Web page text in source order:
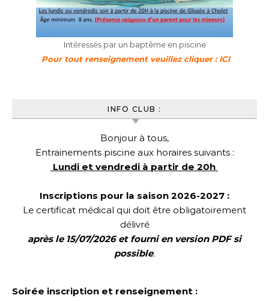
Intéressés par un baptême en piscine
Pour tout renseignement veuillez cliquer : ICI
INFO CLUB :
Bonjour à tous,
Entrainements piscine aux horaires suivants :
Lundi et vendredi à partir de 20h
Inscriptions pour la saison 2026-2027 :
Le certificat médical qui doit être obligatoirement
délivré
après le 15/07/2026 et fourni en version PDF si
possible.
Soirée inscription et renseignement :